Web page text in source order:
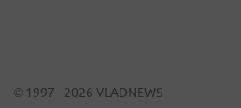
© 1997 - 2026 VLADNEWS